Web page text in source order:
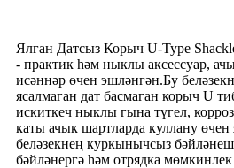
Ялган Датсыз Корыч U-Type
- практик һәм ныклы аксессуар,
исәннәр өчен эшләнгән.Бу
ясалмаган дат басмаган корыч U
искиткеч ныклы гына түгел,
каты ачык шартларда куллану
беләзекнең куркынычсыз
бәйләнергә һәм отрядка